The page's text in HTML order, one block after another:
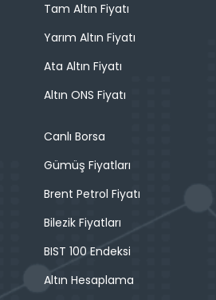
Tam Altın Fiyatı
Yarım Altın Fiyatı
Ata Altın Fiyatı
Altın ONS Fiyatı
Canlı Borsa
Gümüş Fiyatları
Brent Petrol Fiyatı
Bilezik Fiyatları
BIST 100 Endeksi
Altın Hesaplama